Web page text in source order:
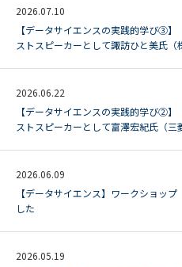
2026.07.10
【データサイエンスの実践的学び③
ストスピーカーとして諏訪ひと美氏
2026.06.22
【データサイエンスの実践的学び②
ストスピーカーとして富澤宏紀氏（三
2026.06.09
【データサイエンス】ワークショッ
した
2026.05.19